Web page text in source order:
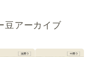
豆アーカイブ